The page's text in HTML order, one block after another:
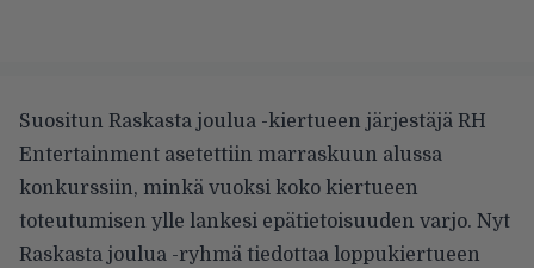
Suositun Raskasta joulua -kiertueen järjestäjä RH
Entertainment asetettiin marraskuun alussa
konkurssiin, minkä vuoksi koko kiertueen
toteutumisen ylle lankesi epätietoisuuden varjo. Nyt
Raskasta joulua -ryhmä tiedottaa loppukiertueen